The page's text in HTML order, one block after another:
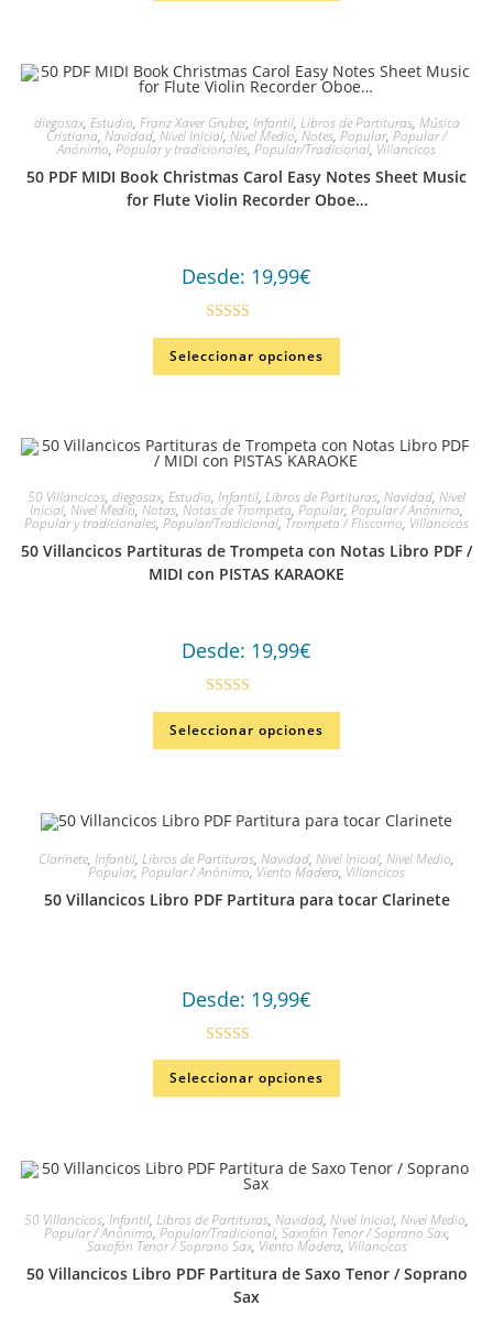
diegosax, Estudio, Franz Xaver Gruber, Infantil, Libros de Partituras, Música
Cristiana, Navidad, Nivel Inicial, Nivel Medio, Notes, Popular, Popular /
Anónimo, Popular y tradicionales, Popular/Tradicional, Villancicos
50 PDF MIDI Book Christmas Carol Easy Notes Sheet Music
for Flute Violin Recorder Oboe…
Desde: 19,99€
Valorado
en4.00de
Seleccionar opciones
50 Villancicos, diegosax, Estudio, Infantil, Libros de Partituras, Navidad, Nivel
Inicial, Nivel Medio, Notas, Notas de Trompeta, Popular, Popular / Anónimo,
Popular y tradicionales, Popular/Tradicional, Trompeta / Fliscorno, Villancicos
50 Villancicos Partituras de Trompeta con Notas Libro PDF /
MIDI con PISTAS KARAOKE
Desde: 19,99€
Valorado en
4.67de 5
Seleccionar opciones
Clarinete, Infantil, Libros de Partituras, Navidad, Nivel Inicial, Nivel Medio,
Popular, Popular / Anónimo,Viento Madera, Villancicos
50 Villancicos Libro PDF Partitura para tocar Clarinete
Desde: 19,99€
Valorado
en4.33 de
Seleccionar opciones
50 Villancicos, Infantil, Libros de Partituras, Navidad, Nivel Inicial, Nivel Medio,
Popular / Anónimo, Popular/Tradicional, Saxofón Tenor / Soprano Sax,
Saxofón Tenor / Soprano Sax, Viento Madera, Villancicos
50 Villancicos Libro PDF Partitura de Saxo Tenor / Soprano
Sax